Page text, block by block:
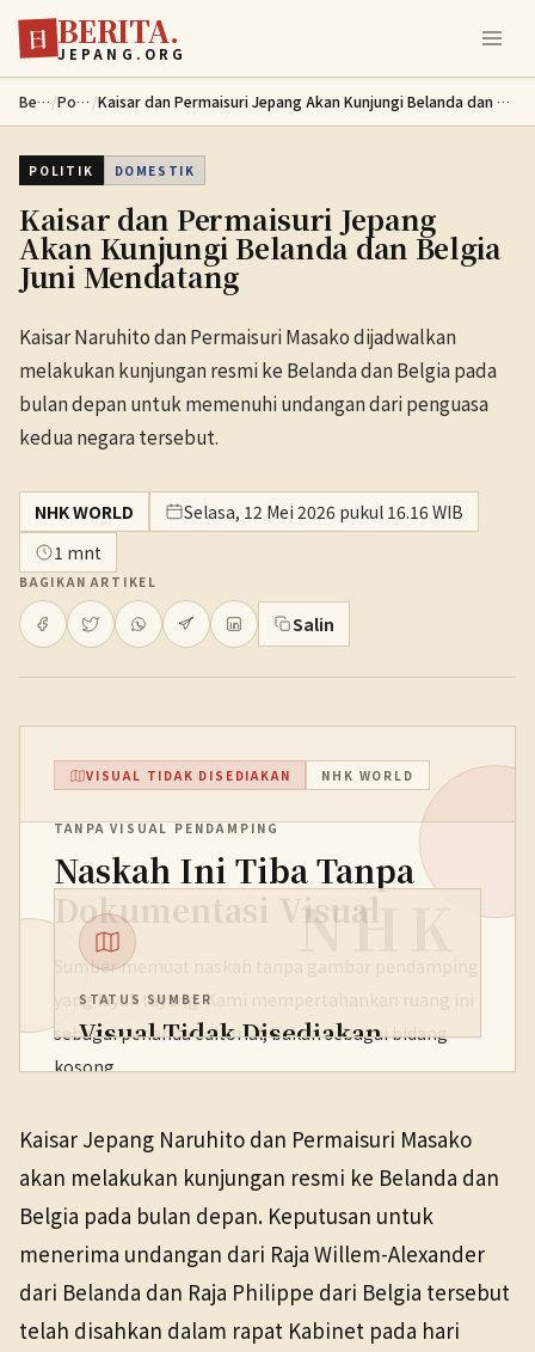
Lewati ke konten utama
日 BERITA.
JEPANG.ORG
Berita/ Politik / Kaisar dan Permaisuri Jepang Akan Kunjungi Belanda dan Belgia Juni Mendatang
POLITIK DOMESTIK
Kaisar dan Permaisuri Jepang
Akan Kunjungi Belanda dan Belgia
Juni Mendatang
Kaisar Naruhito dan Permaisuri Masako dijadwalkan
melakukan kunjungan resmi ke Belanda dan Belgia pada
bulan depan untuk memenuhi undangan dari penguasa
kedua negara tersebut.
NHK WORLD
Selasa, 12 Mei 2026 pukul 16.16 WIB
1 mnt
BAGIKAN ARTIKEL
Salin
VISUAL TIDAK DISEDIAKAN NHK WORLD
TANPA VISUAL PENDAMPING
Naskah Ini Tiba Tanpa
Dokumentasi Visual
Sumber memuat naskah tanpa gambar pendamping
yang layak tayang. Kami mempertahankan ruang ini
sebagai penanda editorial, bukan sebagai bidang
kosong.
Politik
NHK
STATUS SUMBER
Visual Tidak Disediakan
TANGGAL SUMBER
12 Mei 2026
Kaisar Jepang Naruhito dan Permaisuri Masako
akan melakukan kunjungan resmi ke Belanda dan
Belgia pada bulan depan. Keputusan untuk
menerima undangan dari Raja Willem-Alexander
dari Belanda dan Raja Philippe dari Belgia tersebut
telah disahkan dalam rapat Kabinet pada hari